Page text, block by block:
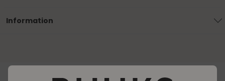
Information